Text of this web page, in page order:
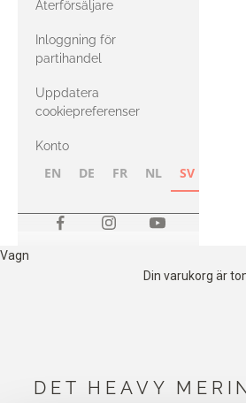
med Heavy
Merino
Återförsäljare
Inloggning för
partihandel
Uppdatera
cookiepreferenser
Konto
EN DE FR NL SV
Vagn
Din varukorg är
DET HEAVY